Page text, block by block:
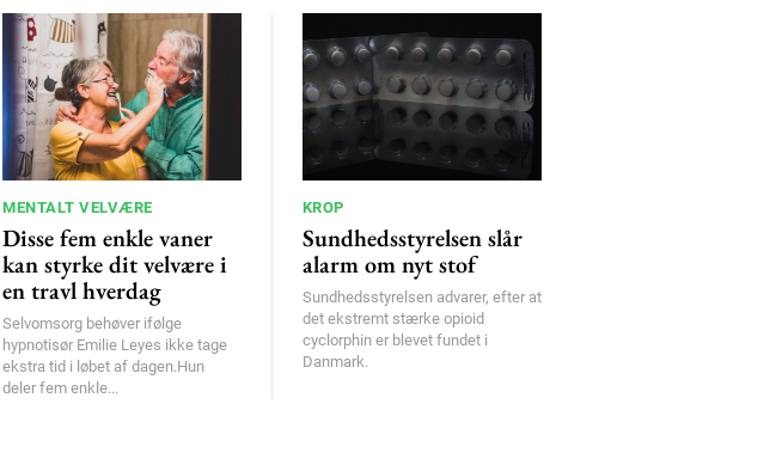
MENTALT VELVÆRE
Disse fem enkle vaner
kan styrke dit velvære i
en travl hverdag
Selvomsorg behøver ifølge
hypnotisør Emilie Leyes ikke tage
ekstra tid i løbet af dagen.Hun
deler fem enkle...
KROP
Sundhedsstyrelsen slår
alarm om nyt stof
Sundhedsstyrelsen advarer, efter at
det ekstremt stærke opioid
cyclorphin er blevet fundet i
Danmark.